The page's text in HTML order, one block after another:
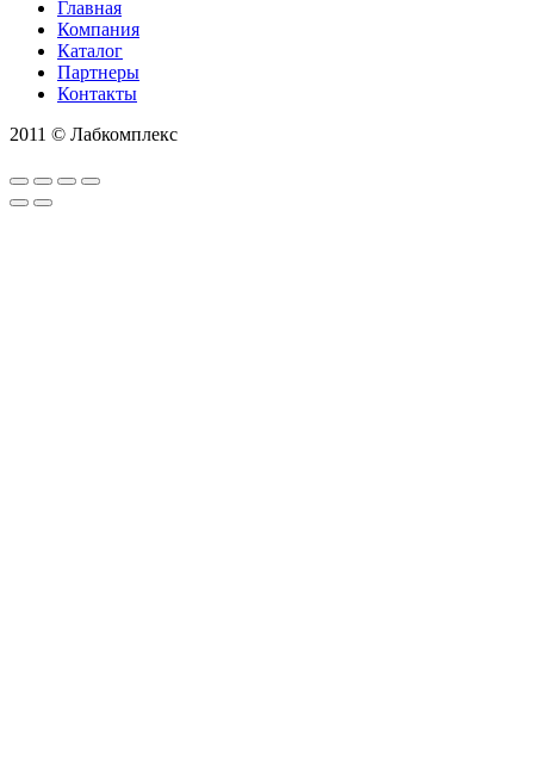
Главная
Компания
Каталог
Партнеры
Контакты
2011 © Лабкомплекс